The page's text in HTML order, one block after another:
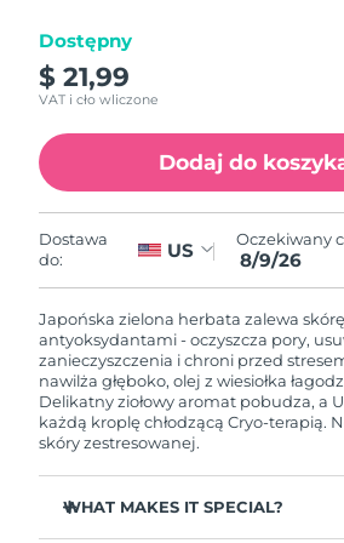
Dostępny
$ 21,99
VAT i cło wliczone
Dodaj do
Dostawa
do:
US Oczekiwany
8/9/26
Japońska zielona herbata zalewa
antyoksydantami - oczyszcza pory,
zanieczyszczenia i chroni przed
nawilża głęboko, olej z wiesiołka
Delikatny ziołowy aromat pobudza, a
każdą kroplę chłodzącą Cryo-terapią.
skóry zestresowanej.
WHAT MAKES IT SPECIAL?
Izrael
Włochy
Jersey
Kazachstan
Kuwejt